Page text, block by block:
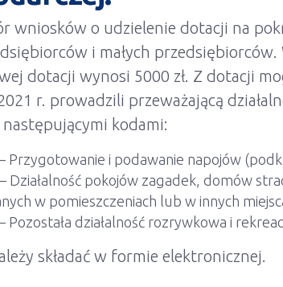
wniosków o udzielenie dotacji na
i małych
dotacji wynosi 5000 zł. Z dotacji
r. prowadzili przeważającą
kodami:
Przygotowanie i podawanie napojów
Działalność pokojów zagadek, domów
w pomieszczeniach lub w innych
Pozostała działalność rozrywkowa i
składać w formie elektronicznej.